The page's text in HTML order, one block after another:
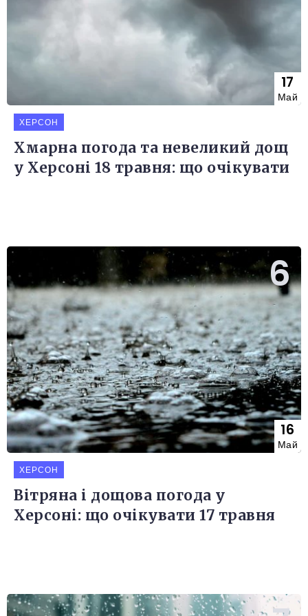
17
Май
ХЕРСОН
Хмарна погода та невеликий дощ
у Херсоні 18 травня: що очікувати
16
Май
ХЕРСОН
Вітряна і дощова погода у
Херсоні: що очікувати 17 травня